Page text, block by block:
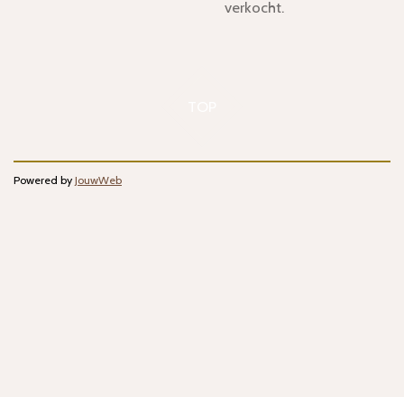
verkocht.
Powered by JouwWeb